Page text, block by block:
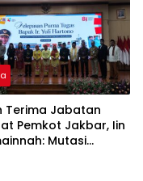
Terima Jabatan
Pemkot Jakbar, Iin
Mutasi